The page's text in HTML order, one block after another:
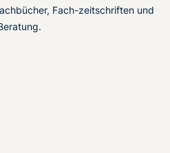
Fach-zeitschriften und